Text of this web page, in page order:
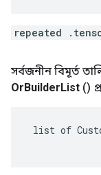
repeated
সর্বজনীন বিমূর্ত
OrBuilderList ()
list of